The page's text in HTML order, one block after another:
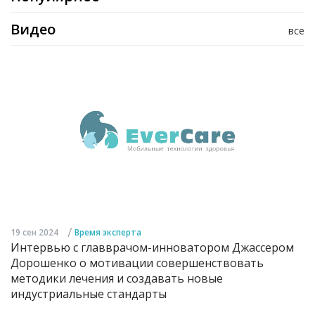
все
Видео
19 сен 2024 / Время эксперта
Интервью с главврачом-инноватором Джассером
Дорошенко о мотивации совершенствовать
методики лечения и создавать новые
индустриальные стандарты